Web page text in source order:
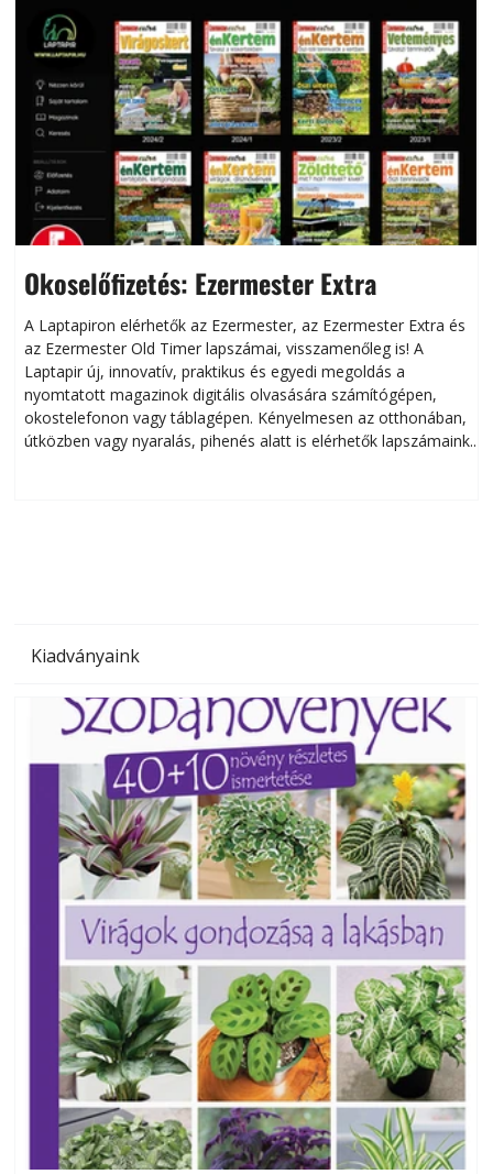
Okoselőfizetés: Ezermester Extra
A Laptapiron elérhetők az Ezermester, az Ezermester Extra és
az Ezermester Old Timer lapszámai, visszamenőleg is! A
Laptapir új, innovatív, praktikus és egyedi megoldás a
nyomtatott magazinok digitális olvasására számítógépen,
okostelefonon vagy táblagépen. Kényelmesen az otthonában,
útközben vagy nyaralás, pihenés alatt is elérhetők lapszámaink.
Kiadványaink